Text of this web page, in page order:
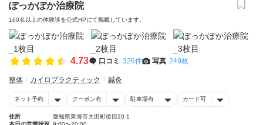
ぽっかぽか治療院
160名以上の体験談を公式HPにて掲載しています。
4.73 口コミ 326件 写真 249枚
整体 カイロプラクティック 鍼灸
ネット予約 クーポン有 駐車場有 カード可
住所
愛知県東海市大田町後田20-1